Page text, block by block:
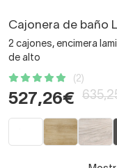
Cajonera de baño
2 cajones, encimera
de alto
(2)
527,26€